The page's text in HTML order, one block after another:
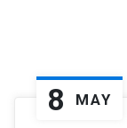
8 MAY